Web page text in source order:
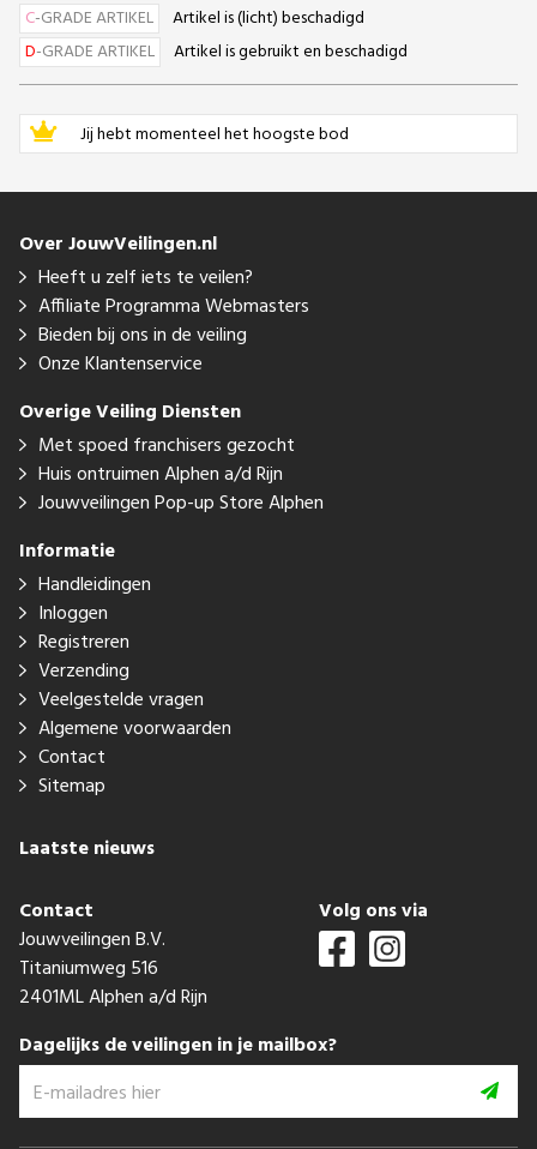
C-GRADE ARTIKEL
Artikel is (licht) beschadigd
D-GRADE ARTIKEL Artikel is gebruikt en beschadigd
Jij hebt momenteel het hoogste bod
Over JouwVeilingen.nl
Heeft u zelf iets te veilen?
Affiliate Programma Webmasters
Bieden bij ons in de veiling
Onze Klantenservice
Overige Veiling Diensten
Met spoed franchisers gezocht
Huis ontruimen Alphen a/d Rijn
Jouwveilingen Pop-up Store Alphen
Informatie
Handleidingen
Inloggen
Registreren
Verzending
Veelgestelde vragen
Algemene voorwaarden
Contact
Sitemap
Laatste nieuws
Contact
Jouwveilingen B.V.
Titaniumweg 516
2401ML Alphen a/d Rijn
Volg ons via
Dagelijks de veilingen in je mailbox?